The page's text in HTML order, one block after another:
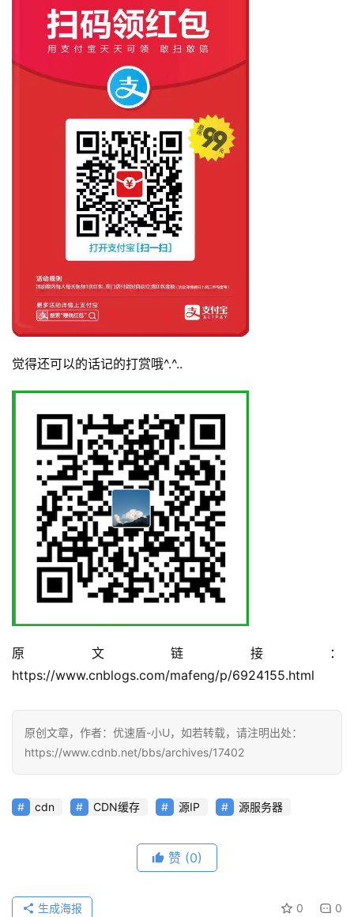
觉得还可以的话记的打赏哦^.^..
原文链接：
https://www.cnblogs.com/mafeng/p/6924155.html
原创文章，作者：优速盾-小U，如若转载，请注明出处：
https://www.cdnb.net/bbs/archives/17402
cdn CDN缓存 源IP 源服务器
赞 (0)
0 0
生成海报